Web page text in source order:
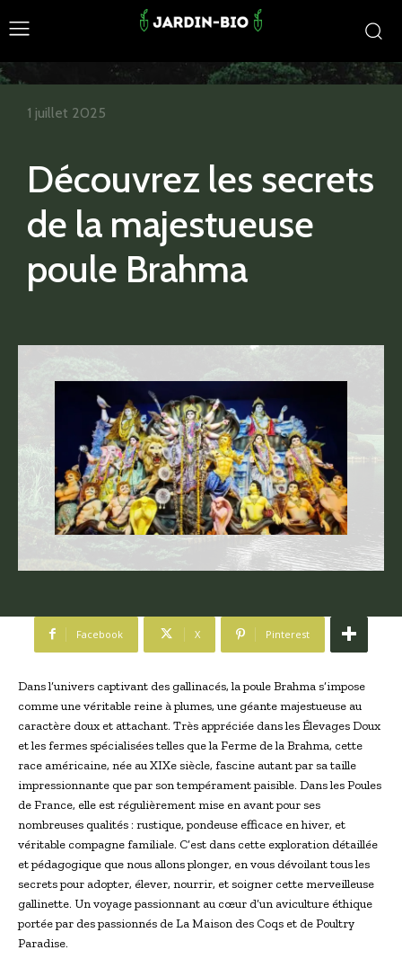
Découvrez les secrets
de la majestueuse
poule Brahma
1 juillet 2025
Facebook X Pinterest
Dans l’univers captivant des gallinacés, la poule Brahma s’impose
comme une véritable reine à plumes, une géante majestueuse au
caractère doux et attachant. Très appréciée dans les Élevages Doux
et les fermes spécialisées telles que la Ferme de la Brahma, cette
race américaine, née au XIXe siècle, fascine autant par sa taille
impressionnante que par son tempérament paisible. Dans les Poules
de France, elle est régulièrement mise en avant pour ses
nombreuses qualités : rustique, pondeuse efficace en hiver, et
véritable compagne familiale. C’est dans cette exploration détaillée
et pédagogique que nous allons plonger, en vous dévoilant tous les
secrets pour adopter, élever, nourrir, et soigner cette merveilleuse
gallinette. Un voyage passionnant au cœur d’un aviculture éthique
portée par des passionnés de La Maison des Coqs et de Poultry
Paradise.